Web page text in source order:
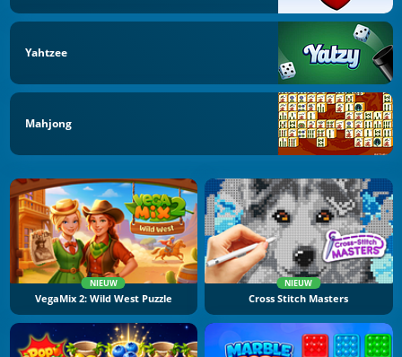
Yahtzee
Mahjong
NIEUW
VegaMix 2: Wild West Puzzle
NIEUW
Cross Stitch Masters